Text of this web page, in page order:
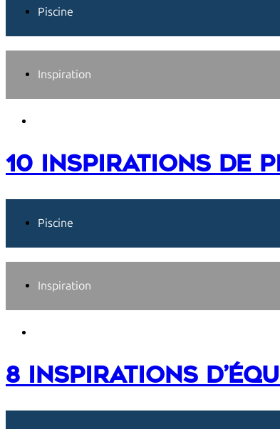
Piscine
Inspiration
10 inspirations de
Piscine
Inspiration
8 inspirations